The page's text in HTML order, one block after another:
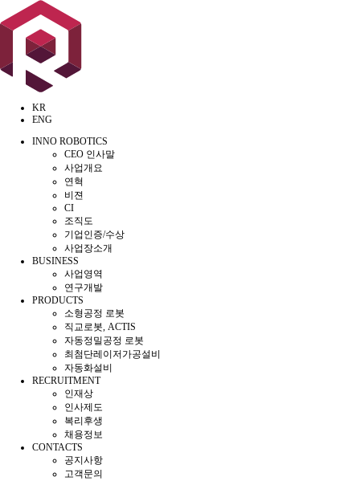
KR
ENG
INNO ROBOTICS
CEO 인사말
사업개요
연혁
비젼
CI
조직도
기업인증/수상
사업장소개
BUSINESS
사업영역
연구개발
PRODUCTS
소형공정 로봇
직교로봇, ACTIS
자동정밀공정 로봇
최첨단레이저가공설비
자동화설비
RECRUITMENT
인재상
인사제도
복리후생
채용정보
CONTACTS
공지사항
고객문의